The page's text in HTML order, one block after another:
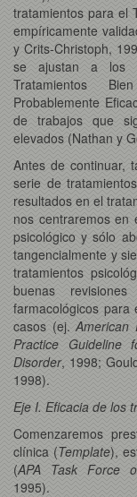
tratamientos para el
empíricamente
y Crits-Christoph,
se ajustan a los
Tratamientos
Probablemente
de trabajos que
elevados (Nathan y
Antes de continuar,
serie de
resultados en el
nos centraremos en
psicológico y sólo
tangencialmente y
tratamientos
buenas
farmacológicos
casos (ej. American
Practice Guideline
Disorder, 1998;
1998).
Eje I. Eficacia de los
Comenzaremos
clínica (Template),
(APA Task Force
1995).